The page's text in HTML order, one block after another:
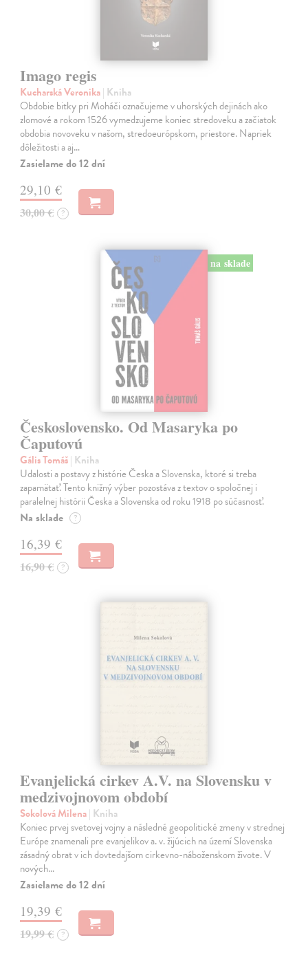
Imago regis
Kucharská Veronika| Kniha
Obdobie bitky pri Moháči označujeme v uhorských dejinách ako
zlomové a rokom 1526 vymedzujeme koniec stredoveku a začiatok
obdobia novoveku v našom, stredoeurópskom, priestore. Napriek
dôležitosti a aj…
Zasielame do 12 dní
29,10 €
30,00 € ?
na sklade
Československo. Od Masaryka po
Čaputovú
Gális Tomáš| Kniha
Udalosti a postavy z histórie Česka a Slovenska, ktoré si treba
zapamätať. Tento knižný výber pozostáva z textov o spoločnej i
paralelnej histórii Česka a Slovenska od roku 1918 po súčasnosť.
Na sklade ?
16,39 €
16,90 € ?
Evanjelická cirkev A.V. na Slovensku v
medzivojnovom období
Sokolová Milena| Kniha
Koniec prvej svetovej vojny a následné geopolitické zmeny v strednej
Európe znamenali pre evanjelikov a. v. žijúcich na území Slovenska
zásadný obrat v ich dovtedajšom cirkevno-náboženskom živote. V
nových…
Zasielame do 12 dní
19,39 €
19,99 € ?